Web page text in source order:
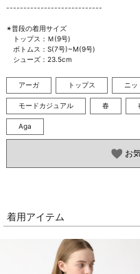
----------------------------
✴︎普段の着用サイズ
トップス：Ｍ(9号)
ボトムス：S(7号)~M(9号)
シューズ：23.5cm
アーガ トップス ニッ
モードカジュアル 春
Aga
お
着用アイテム